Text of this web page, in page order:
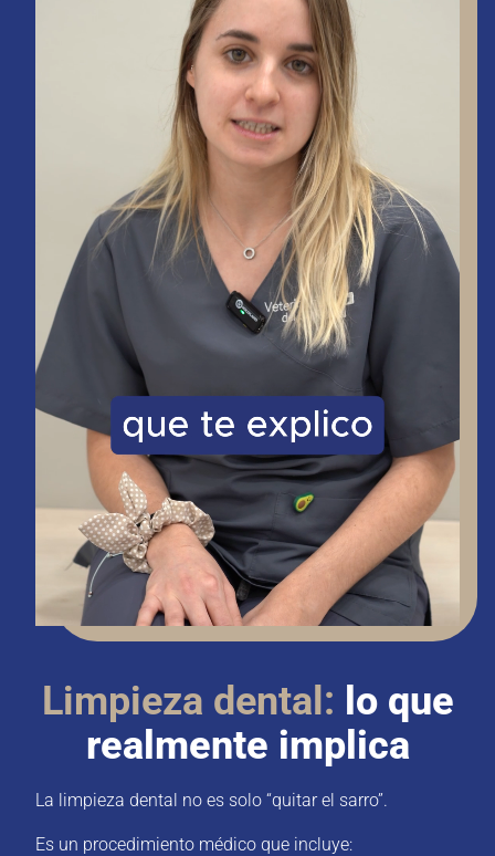
Limpieza dental: lo que
realmente implica
La limpieza dental no es solo “quitar el sarro”.
Es un procedimiento médico que incluye: